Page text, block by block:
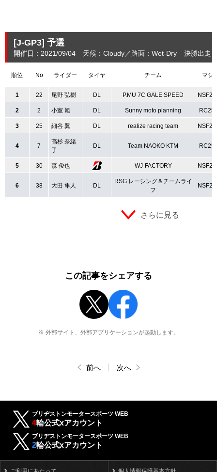
[J-GP3] 予選
開催日：2021/09/04 天候：Cloudy 路面：Wet-Dry 決勝出走
順位 No ライダー タイヤ チーム マシ
1 22 尾野 弘樹 DL P.MU 7C GALE SPEED
2 2 小室 旭 DL Sunny moto planning
3 25 細谷 翼 DL realize racing team
4 7
高杉 奈緒
子
DL Team NAOKO KTM
5 30 森 俊也 WJ-FACTORY
6 38 大田 隼人 DL
RSG レーシング＆チームライ
フ
さらに見る
この記事をシェアする
※ 外部サイト、外部アプリケーションが起動します。
前へ 次へ
ブリヂストンモータースポーツ WEB
4輪公式xアカウント
ブリヂストンモータースポーツ WEB
2輪公式xアカウント